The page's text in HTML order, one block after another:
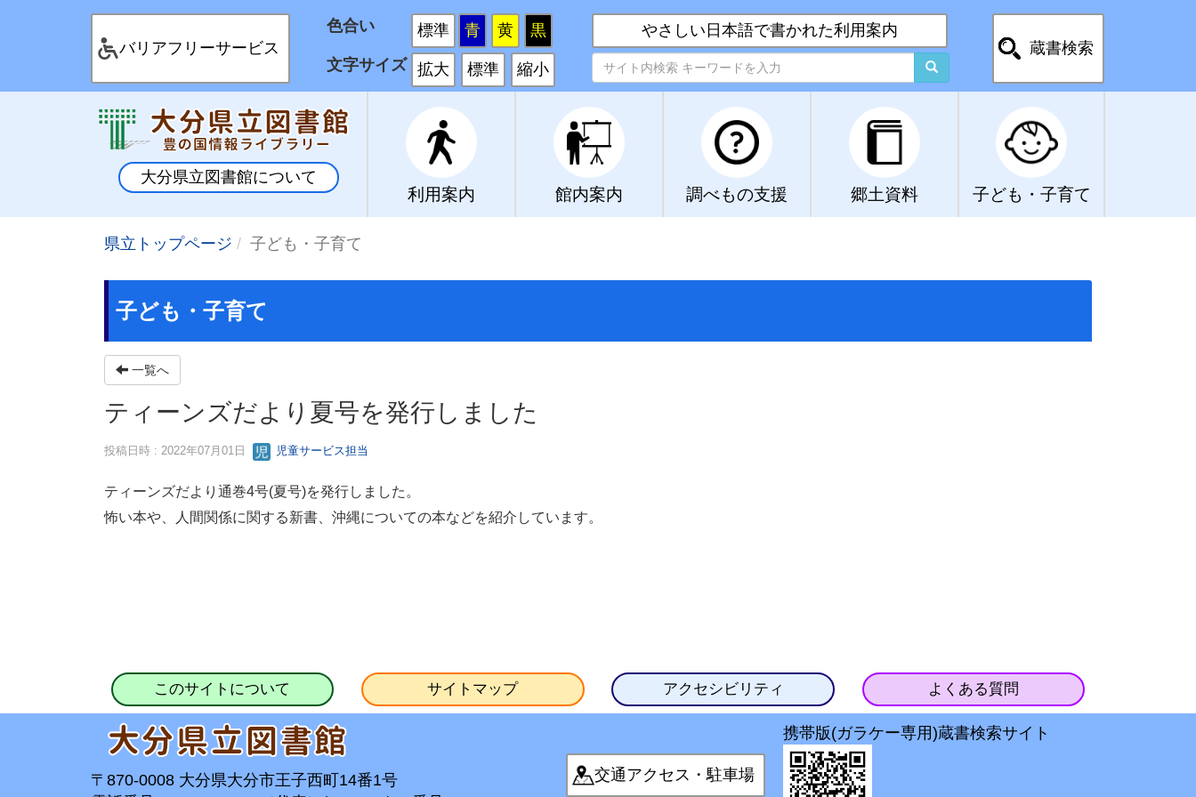
バリアフリーサービス
色合い 標準 青 黄
黒
文字サイズ 拡大 標準 縮小
やさしい日本語で書かれた利用案内
蔵書検索
大分県立図書館について
利用案内 館内案内 調べもの支援 郷土資料 子ども・子育て
県立トップページ 子ども・子育て
子ども・子育て
一覧へ
ティーンズだより夏号を発行しました
投稿日時 : 2022年07月01日 児童サービス担当
ティーンズだより通巻4号(夏号)を発行しました。
怖い本や、人間関係に関する新書、沖縄についての本などを紹介しています。
このサイトについて サイトマップ アクセシビリティ よくある質問
〒870-0008 大分県大分市王子西町14番1号
交通アクセス・駐車場
携帯版(ガラケー専用)蔵書検索サイト